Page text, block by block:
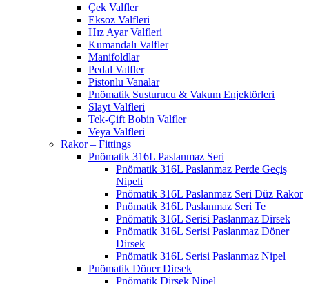
Çek Valfler
Eksoz Valfleri
Hız Ayar Valfleri
Kumandalı Valfler
Manifoldlar
Pedal Valfler
Pistonlu Vanalar
Pnömatik Susturucu & Vakum Enjektörleri
Slayt Valfleri
Tek-Çift Bobin Valfler
Veya Valfleri
Rakor – Fittings
Pnömatik 316L Paslanmaz Seri
Pnömatik 316L Paslanmaz Perde Geçiş
Nipeli
Pnömatik 316L Paslanmaz Seri Düz Rakor
Pnömatik 316L Paslanmaz Seri Te
Pnömatik 316L Serisi Paslanmaz Dirsek
Pnömatik 316L Serisi Paslanmaz Döner
Dirsek
Pnömatik 316L Serisi Paslanmaz Nipel
Pnömatik Döner Dirsek
Pnömatik Dirsek Nipel